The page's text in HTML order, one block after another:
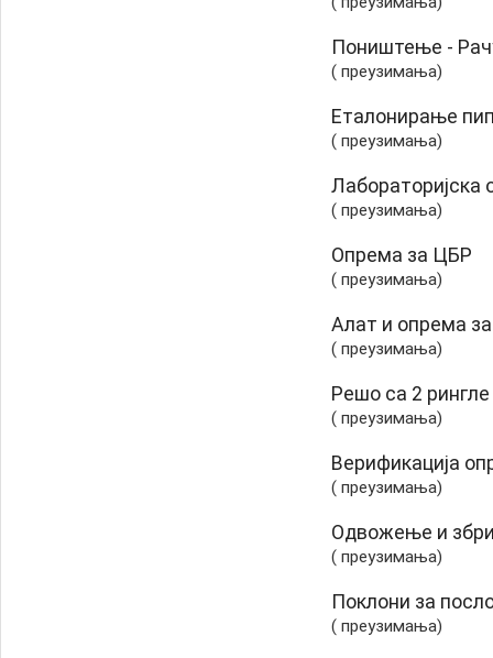
Поништење -
( преузимања)
Еталонирање
( преузимања)
Лабораторијска
( преузимања)
Опрема за ЦБР
( преузимања)
Алат и опрема
( преузимања)
Решо са 2 рингле
( преузимања)
Верификација
( преузимања)
Одвожење и
( преузимања)
Поклони за
( преузимања)